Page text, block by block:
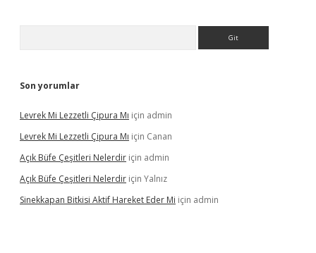
Son yorumlar
Levrek Mi Lezzetli Çipura Mı için admin
Levrek Mi Lezzetli Çipura Mı için Canan
Açık Büfe Çeşitleri Nelerdir için admin
Açık Büfe Çeşitleri Nelerdir için Yalnız
Sinekkapan Bitkisi Aktif Hareket Eder Mi için admin